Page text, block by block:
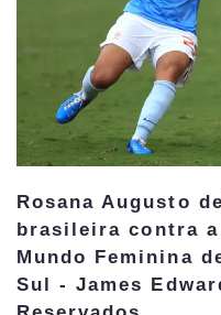
Rosana Augusto
brasileira contra a
Mundo Feminina
Sul - James